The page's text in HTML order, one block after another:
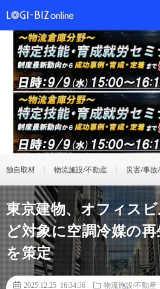
独自取材 物流施設/不動産 災害/事故
東京建物、オフィス
ど対象に空調冷媒の
を策定
2025.12.25 16:34:36
物流施設/不動産